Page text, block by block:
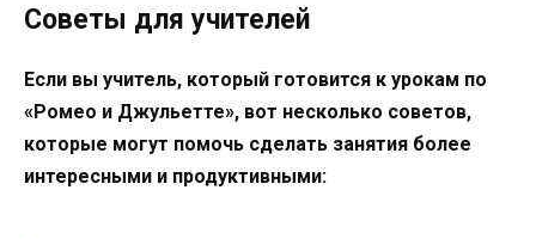
Советы для учителей
Если вы учитель, который готовится к урокам по
«Ромео и Джульетте», вот несколько советов,
которые могут помочь сделать занятия более
интересными и продуктивными: